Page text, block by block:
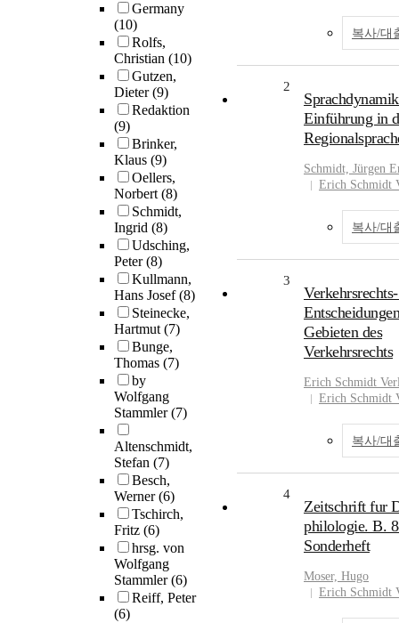
Germany
(10)
Rolfs,
Christian (10)
Gutzen,
Dieter(9)
Redaktion
(9)
Brinker,
Klaus (9)
Oellers,
Norbert(8)
Schmidt,
Ingrid (8)
Udsching,
Peter(8)
Kullmann,
Hans Josef(8)
Steinecke,
Hartmut(7)
Bunge,
Thomas (7)
by
Wolfgang
Stammler(7)
Altenschmidt,
Stefan (7)
Besch,
Werner(6)
Tschirch,
Fritz (6)
hrsg. von
Wolfgang
Stammler(6)
Reiff, Peter
(6)
복사/대
2
Einführung in
Schmidt, Jürgen
Erich Schmidt
복사/대
3
Gebieten des
Verkehrsrechts
Erich Schmidt
Erich Schmidt
복사/대
4
Zeitschrift fur
philologie. B.
Sonderheft
Moser, Hugo
Erich Schmidt